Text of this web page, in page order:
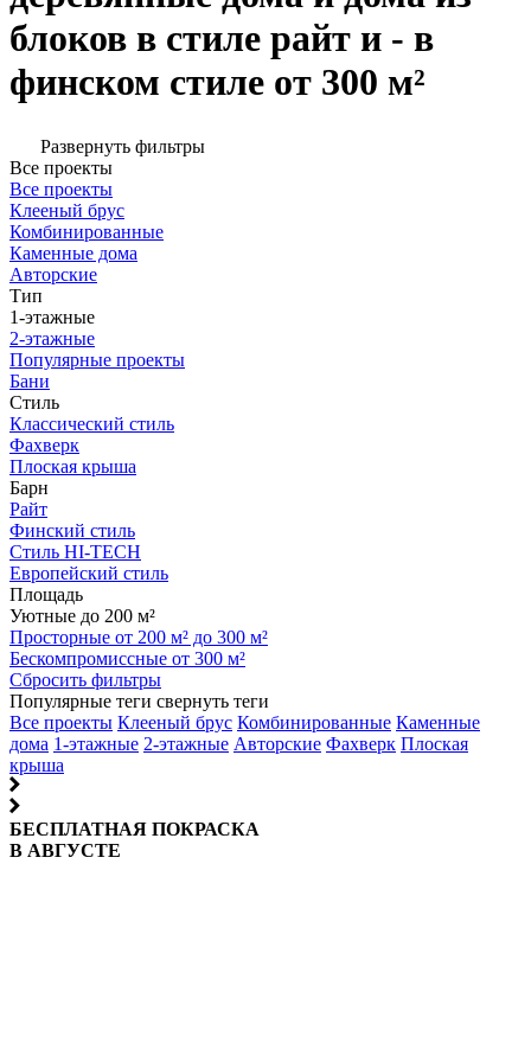
блоков в стиле райт и - в
финском стиле от 300 м²
Развернуть фильтры
Все проекты
Все проекты
Клееный брус
Комбинированные
Каменные дома
Авторские
Тип
1-этажные
2-этажные
Популярные проекты
Бани
Стиль
Классический стиль
Фахверк
Плоская крыша
Барн
Райт
Финский стиль
Стиль HI-TECH
Европейский стиль
Площадь
Уютные до 200 м²
Просторные от 200 м² до 300 м²
Бескомпромиссные от 300 м²
Сбросить фильтры
Популярные теги свернуть теги
Все проекты Клееный брус Комбинированные Каменные
дома 1-этажные 2-этажные Авторские Фахверк Плоская
крыша
БЕСПЛАТНАЯ ПОКРАСКА
В АВГУСТЕ